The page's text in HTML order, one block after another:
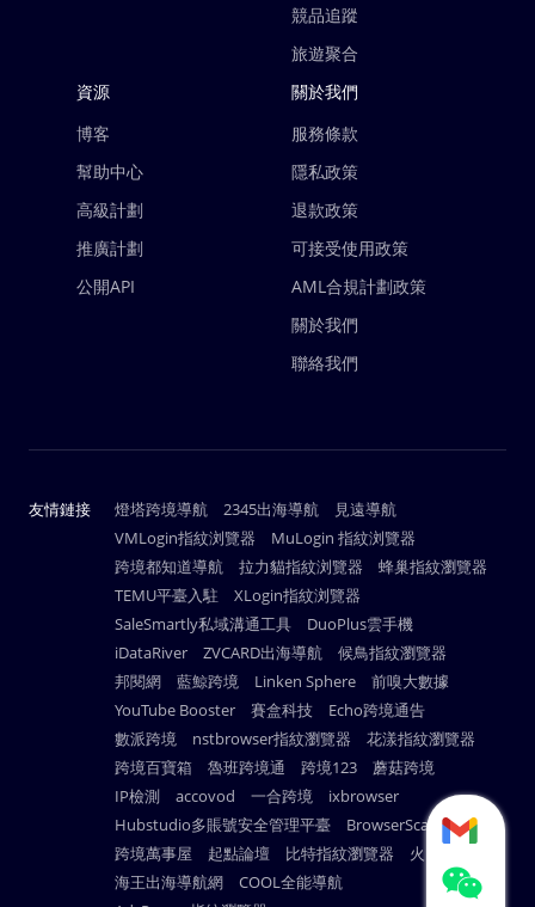
競品追蹤
旅遊聚合
資源
博客
幫助中心
高級計劃
推廣計劃
公開API
關於我們
服務條款
隱私政策
退款政策
可接受使用政策
AML合規計劃政策
關於我們
聯絡我們
友情鏈接 燈塔跨境導航 2345出海導航
見遠導航
VMLogin指紋浏覽器
MuLogin 指紋浏覽器
跨境都知道導航
拉力貓指紋浏覽器
蜂巢指紋瀏覽器
TEMU平臺入駐
XLogin指紋浏覽器
SaleSmartly私域溝通工具
DuoPlus雲手機
iDataRiver
ZVCARD出海導航
候鳥指紋瀏覽器
邦閱網
藍鯨跨境 Linken Sphere
前嗅大數據
YouTube Booster
賽盒科技
Echo跨境通告
數派跨境
nstbrowser指紋瀏覽器
花漾指紋瀏覽器
跨境百寶箱
魯班跨境通 跨境123
蘑菇跨境
IP檢測
accovod 一合跨境
ixbrowser
Hubstudio多賬號安全管理平臺
BrowserScan
跨境萬事屋
起點論壇 比特指紋瀏覽器
火雲瀏覽器
海王出海導航網
COOL全能導航